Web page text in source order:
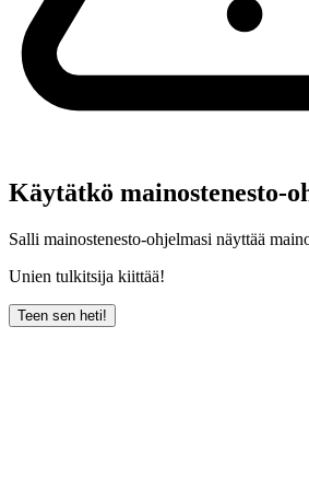
Käytätkö mainostenesto-
Salli mainostenesto-ohjelmasi näyttää
Unien tulkitsija kiittää!
Teen sen heti!